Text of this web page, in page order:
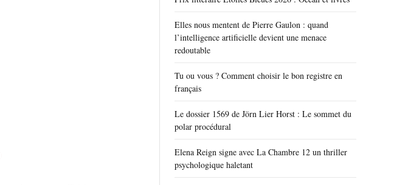
Elles nous mentent de Pierre Gaulon : quand
l’intelligence artificielle devient une menace
redoutable
Tu ou vous ? Comment choisir le bon registre en
français
Le dossier 1569 de Jörn Lier Horst : Le sommet du
polar procédural
Elena Reign signe avec La Chambre 12 un thriller
psychologique haletant